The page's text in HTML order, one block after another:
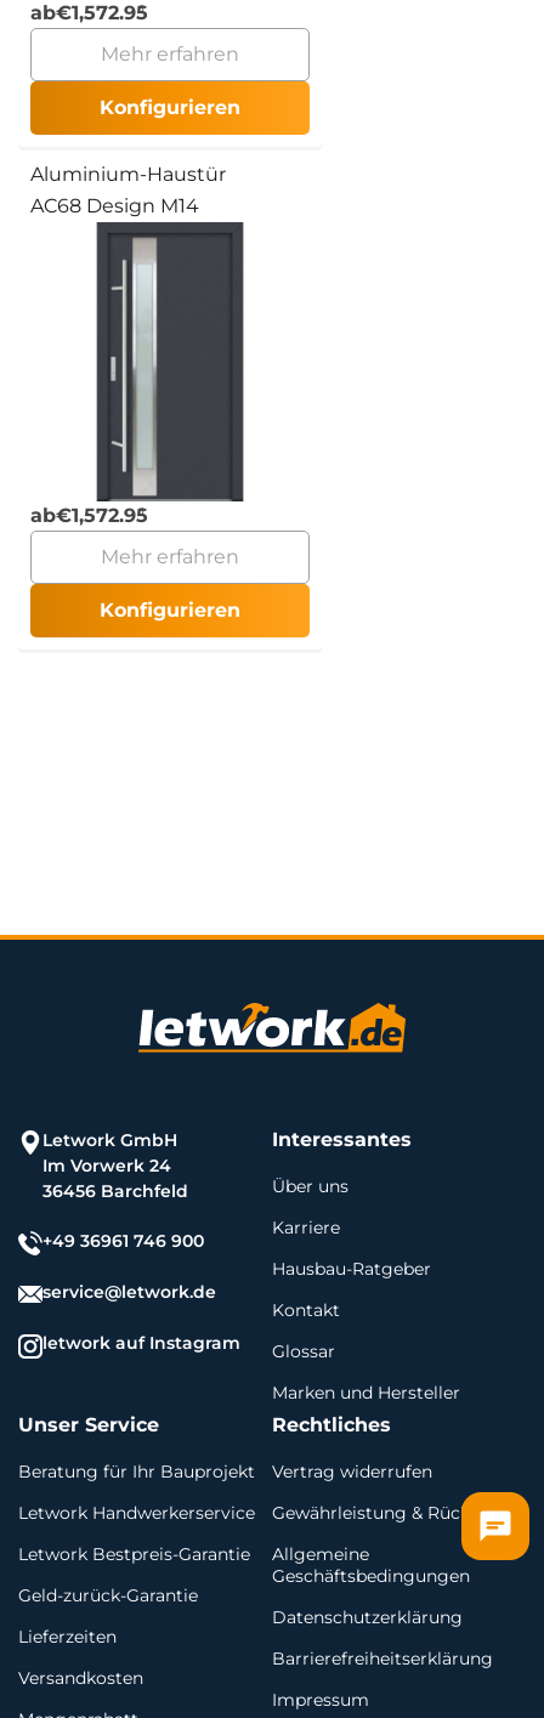
ab€1,572.95
Mehr erfahren
Konfigurieren
Aluminium-Haustür
AC68 Design M14
ab€1,572.95
Mehr erfahren
Konfigurieren
Letwork GmbH
Im Vorwerk 24
36456 Barchfeld
+49 36961 746 900
service@letwork.de
letwork auf Instagram
Interessantes
Über uns
Karriere
Hausbau-Ratgeber
Kontakt
Glossar
Marken und Hersteller
Unser Service
Beratung für Ihr Bauprojekt
Letwork Handwerkerservice
Letwork Bestpreis-Garantie
Geld-zurück-Garantie
Lieferzeiten
Versandkosten
Rechtliches
Vertrag widerrufen
Gewährleistung & Rückgabe
Allgemeine
Geschäftsbedingungen
Datenschutzerklärung
Barrierefreiheitserklärung
Impressum